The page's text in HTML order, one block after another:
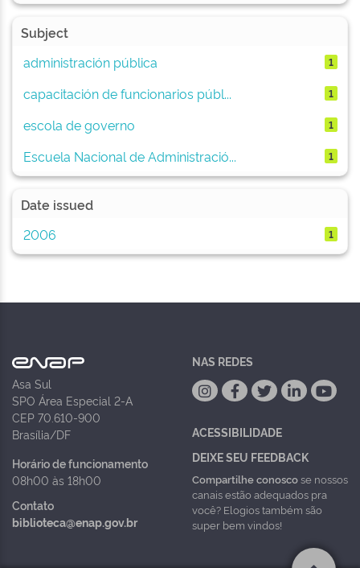
Subject
administración pública
1
capacitación de funcionarios públ... 1
escola de governo 1
Escuela Nacional de Administració... 1
Date issued
2006
1
Asa Sul
SPO Área Especial 2-A
CEP 70.610-900
Brasília/DF
Horário de funcionamento
08h00 às 18h00
Contato
biblioteca@enap.gov.br
NAS REDES
ACESSIBILIDADE
DEIXE SEU FEEDBACK
Compartilhe conoscose nossos
canais estão adequados pra
você? Elogios também são
super bem vindos!